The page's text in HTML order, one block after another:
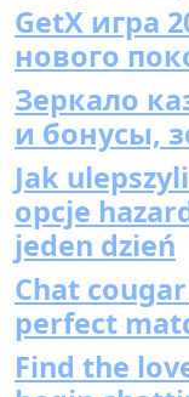
GetX игра
нового
Зеркало
и бонусы,
Jak
opcje
jeden dzień
Chat
perfect
Find the